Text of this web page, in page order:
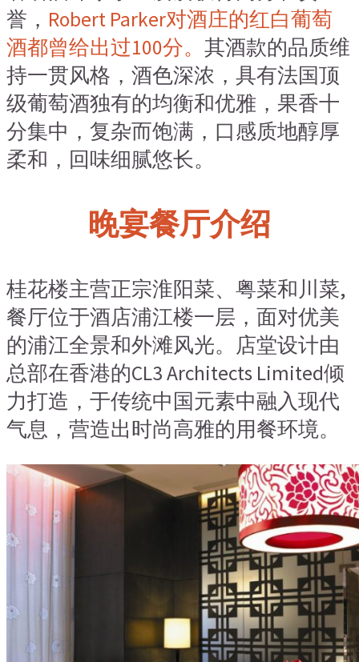
誉， Robert Parker对酒庄的红白葡萄
酒都曾给出过100分。 其酒款的品质维
持一贯风格，酒色深浓，具有法国顶
级葡萄酒独有的均衡和优雅，果香十
分集中，复杂而饱满，口感质地醇厚
柔和，回味细腻悠长。
晚宴餐厅介绍
桂花楼主营正宗淮阳菜、粤菜和川菜,
餐厅位于酒店浦江楼一层 ， 面对优美
的浦江全景和外滩风光。店堂设计由
总部在香港的CL3 Architects Limited倾
力打造 ， 于传统中国元素中融入现代
气息 ， 营造出时尚高雅的用餐环境。